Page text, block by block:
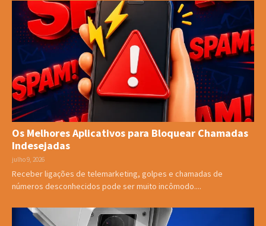
Os Melhores Aplicativos para Bloquear Chamadas
Indesejadas
julho 9, 2026
Receber ligações de telemarketing, golpes e chamadas de
números desconhecidos pode ser muito incômodo....